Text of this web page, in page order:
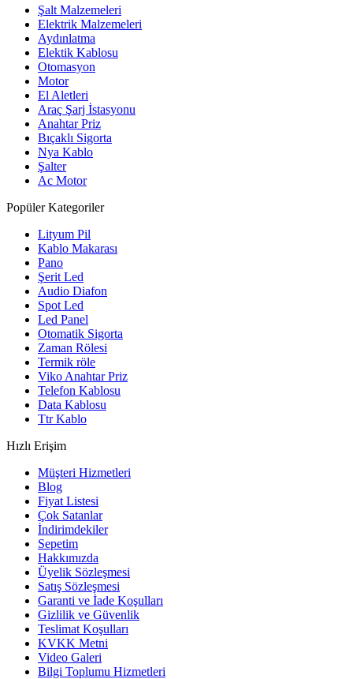
Şalt Malzemeleri
Elektrik Malzemeleri
Aydınlatma
Elektik Kablosu
Otomasyon
Motor
El Aletleri
Araç Şarj İstasyonu
Anahtar Priz
Bıçaklı Sigorta
Nya Kablo
Şalter
Ac Motor
Popüler Kategoriler
Lityum Pil
Kablo Makarası
Pano
Şerit Led
Audio Diafon
Spot Led
Led Panel
Otomatik Sigorta
Zaman Rölesi
Termik röle
Viko Anahtar Priz
Telefon Kablosu
Data Kablosu
Ttr Kablo
Hızlı Erişim
Müşteri Hizmetleri
Blog
Fiyat Listesi
Çok Satanlar
İndirimdekiler
Sepetim
Hakkımızda
Üyelik Sözleşmesi
Satış Sözleşmesi
Garanti ve İade Koşulları
Gizlilik ve Güvenlik
Teslimat Koşulları
KVKK Metni
Video Galeri
Bilgi Toplumu Hizmetleri